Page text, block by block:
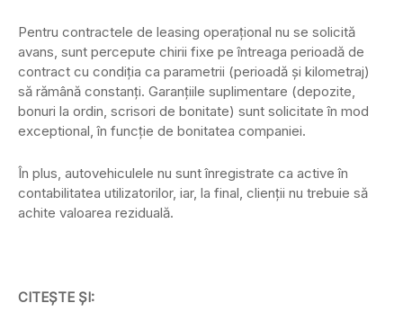
Pentru contractele de leasing operațional nu se solicită
avans, sunt percepute chirii fixe pe întreaga perioadă de
contract cu condiția ca parametrii (perioadă și kilometraj)
să rămână constanți. Garanțiile suplimentare (depozite,
bonuri la ordin, scrisori de bonitate) sunt solicitate în mod
exceptional, în funcție de bonitatea companiei.
În plus, autovehiculele nu sunt înregistrate ca active în
contabilitatea utilizatorilor, iar, la final, clienții nu trebuie să
achite valoarea reziduală.
CITEȘTE ȘI: